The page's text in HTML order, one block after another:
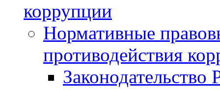
коррупции
Нормативные
противодействия